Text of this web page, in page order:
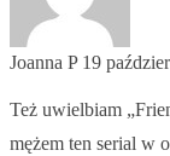
Joanna P 19
Też uwielbiam
mężem ten serial w